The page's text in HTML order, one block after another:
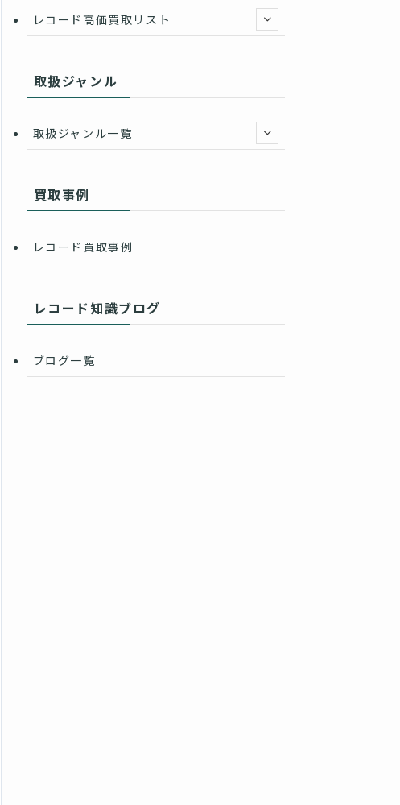
レコード高価買取リスト
取扱ジャンル
取扱ジャンル一覧
買取事例
レコード買取事例
レコード知識ブログ
ブログ一覧